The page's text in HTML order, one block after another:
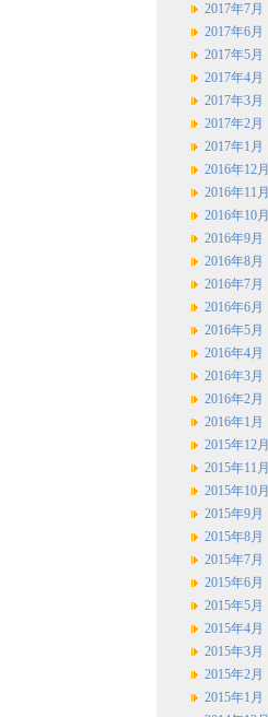
2017年7月
2017年6月
2017年5月
2017年4月
2017年3月
2017年2月
2017年1月
2016年12月
2016年11月
2016年10月
2016年9月
2016年8月
2016年7月
2016年6月
2016年5月
2016年4月
2016年3月
2016年2月
2016年1月
2015年12月
2015年11月
2015年10月
2015年9月
2015年8月
2015年7月
2015年6月
2015年5月
2015年4月
2015年3月
2015年2月
2015年1月